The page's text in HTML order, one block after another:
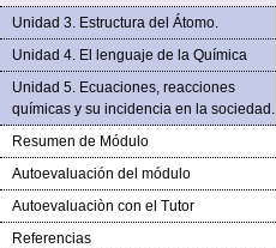
Unidad 3. Estructura del Átomo.
Unidad 4. El lenguaje de la Química
Unidad 5. Ecuaciones, reacciones
químicas y su incidencia en la sociedad.
Resumen de Módulo
Autoevaluación del módulo
Autoevaluaciòn con el Tutor
Referencias